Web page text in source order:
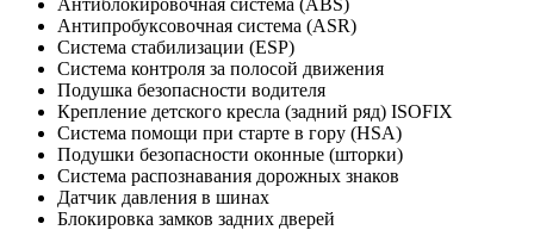
Антипробуксовочная система (ASR)
Система стабилизации (ESP)
Система контроля за полосой движения
Подушка безопасности водителя
Крепление детского кресла (задний ряд) ISOFIX
Система помощи при старте в гору (HSA)
Подушки безопасности оконные (шторки)
Система распознавания дорожных знаков
Датчик давления в шинах
Блокировка замков задних дверей